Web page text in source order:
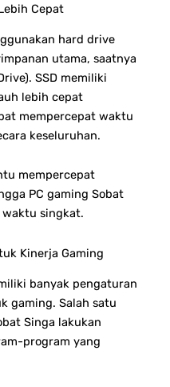
Cepat
hard drive
utama, saatnya
SSD memiliki
lebih cepat
mempercepat waktu
keseluruhan.
mempercepat
PC gaming Sobat
waktu singkat.
Kinerja Gaming
banyak pengaturan
gaming. Salah satu
Singa lakukan
program yang